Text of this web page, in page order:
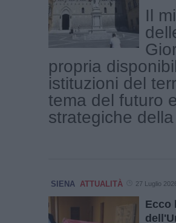
Il
propria
istituzioni del
tema del futuro
strategiche
SIENA ATTUALITÀ 27 Luglio
Ecco